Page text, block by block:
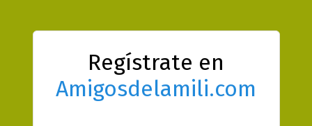
Regístrate en
Amigosdelamili.com